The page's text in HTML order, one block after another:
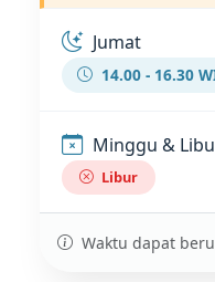
Jumat
14.00 - 16.30
Minggu &
Libur
Waktu dapat